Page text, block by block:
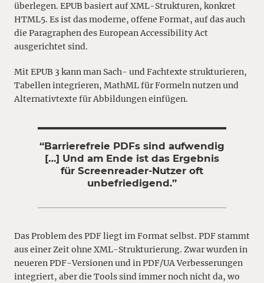
überlegen. EPUB basiert auf XML-Strukturen, konkret
HTML5. Es ist das moderne, offene Format, auf das auch
die Paragraphen des European Accessibility Act
ausgerichtet sind.
Mit EPUB 3 kann man Sach- und Fachtexte strukturieren,
Tabellen integrieren, MathML für Formeln nutzen und
Alternativtexte für Abbildungen einfügen.
“Barrierefreie PDFs sind aufwendig
[…] Und am Ende ist das Ergebnis
für Screenreader-Nutzer oft
unbefriedigend.”
Das Problem des PDF liegt im Format selbst. PDF stammt
aus einer Zeit ohne XML-Strukturierung. Zwar wurden in
neueren PDF-Versionen und in PDF/UA Verbesserungen
integriert, aber die Tools sind immer noch nicht da, wo